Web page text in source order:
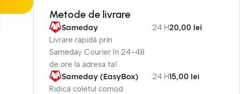
Metode de livrare
Sameday
Livrare rapidă prin
Sameday Courier în 24-48
de ore la adresa ta!
24 H20,00 lei
Sameday (EasyBox)
Ridică coletul comod
24 H15,00 lei